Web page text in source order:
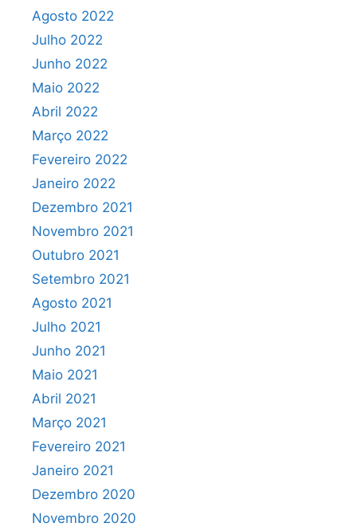
Agosto 2022
Julho 2022
Junho 2022
Maio 2022
Abril 2022
Março 2022
Fevereiro 2022
Janeiro 2022
Dezembro 2021
Novembro 2021
Outubro 2021
Setembro 2021
Agosto 2021
Julho 2021
Junho 2021
Maio 2021
Abril 2021
Março 2021
Fevereiro 2021
Janeiro 2021
Dezembro 2020
Novembro 2020